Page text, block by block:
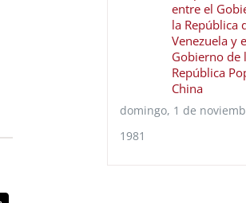
entre el
la República
Venezuela y
Gobierno de
República
China
domingo, 1 de
1981